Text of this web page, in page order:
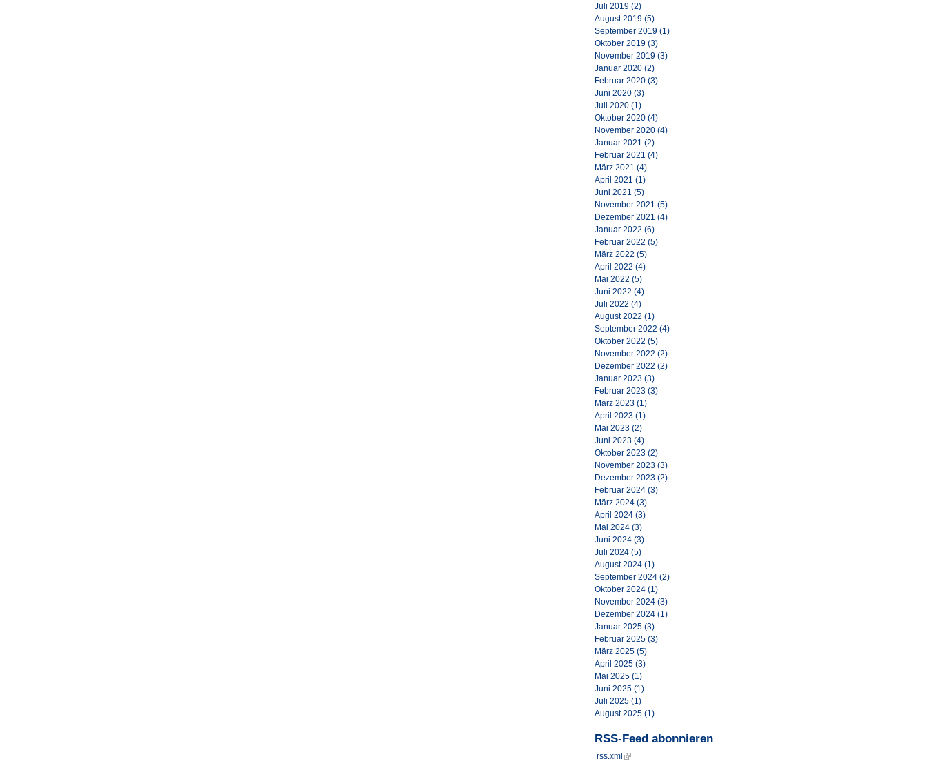
Juli 2019 (2)
August 2019 (5)
September 2019 (1)
Oktober 2019 (3)
November 2019 (3)
Januar 2020 (2)
Februar 2020 (3)
Juni 2020 (3)
Juli 2020 (1)
Oktober 2020 (4)
November 2020 (4)
Januar 2021 (2)
Februar 2021 (4)
März 2021 (4)
April 2021 (1)
Juni 2021 (5)
November 2021 (5)
Dezember 2021 (4)
Januar 2022 (6)
Februar 2022 (5)
März 2022 (5)
April 2022 (4)
Mai 2022 (5)
Juni 2022 (4)
Juli 2022 (4)
August 2022 (1)
September 2022 (4)
Oktober 2022 (5)
November 2022 (2)
Dezember 2022 (2)
Januar 2023 (3)
Februar 2023 (3)
März 2023 (1)
April 2023 (1)
Mai 2023 (2)
Juni 2023 (4)
Oktober 2023 (2)
November 2023 (3)
Dezember 2023 (2)
Februar 2024 (3)
März 2024 (3)
April 2024 (3)
Mai 2024 (3)
Juni 2024 (3)
Juli 2024 (5)
August 2024 (1)
September 2024 (2)
Oktober 2024 (1)
November 2024 (3)
Dezember 2024 (1)
Januar 2025 (3)
Februar 2025 (3)
März 2025 (5)
April 2025 (3)
Mai 2025 (1)
Juni 2025 (1)
Juli 2025 (1)
August 2025 (1)
RSS-Feed abonnieren
rss.xml